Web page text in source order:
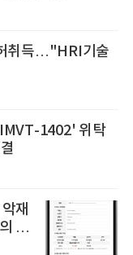
취득…"HRI기술
1402' 위탁
재
청